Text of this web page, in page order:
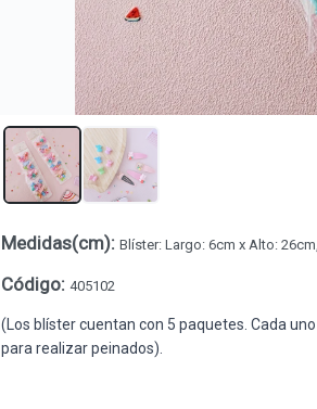
Medidas(cm): Blíster: Largo: 6cm x Alto:
Código: 405102
(Los blíster cuentan con 5 paquetes. Cada
para realizar peinados).